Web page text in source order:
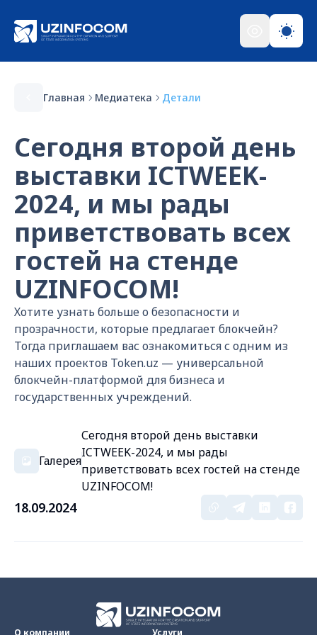
Главная Медиатека Детали
Сегодня второй день
выставки ICTWEEK-
2024, и мы рады
приветствовать всех
гостей на стенде
UZINFOCOM!
Хотите узнать больше о безопасности и
прозрачности, которые предлагает блокчейн?
Тогда приглашаем вас ознакомиться с одним из
наших проектов Token.uz — универсальной
блокчейн-платформой для бизнеса и
государственных учреждений.
Галерея
Сегодня второй день выставки
ICTWEEK-2024, и мы рады
приветствовать всех гостей на стенде
UZINFOCOM!
18.09.2024